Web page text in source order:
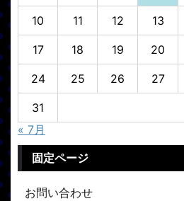
10 11 12 13
17 18 19 20
24 25 26 27
31
« 7月
固定ページ
お問い合わせ